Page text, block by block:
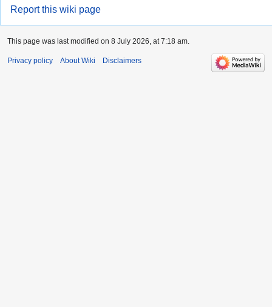
Report this wiki page
This page was last modified on 8 July 2026, at 7:18 am.
Privacy policy About Wiki Disclaimers